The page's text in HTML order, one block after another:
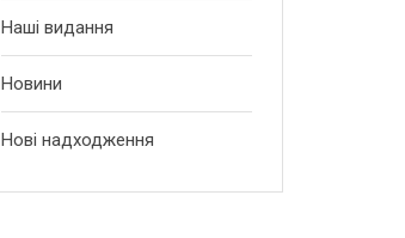
Наші видання
Новини
Нові надходження